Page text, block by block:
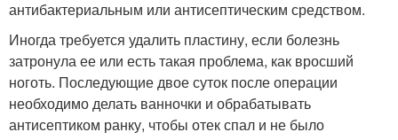
антибактериальным или антисептическим средством.
Иногда требуется удалить пластину, если болезнь
затронула ее или есть такая проблема, как вросший
ноготь. Последующие двое суток после операции
необходимо делать ванночки и обрабатывать
антисептиком ранку, чтобы отек спал и не было